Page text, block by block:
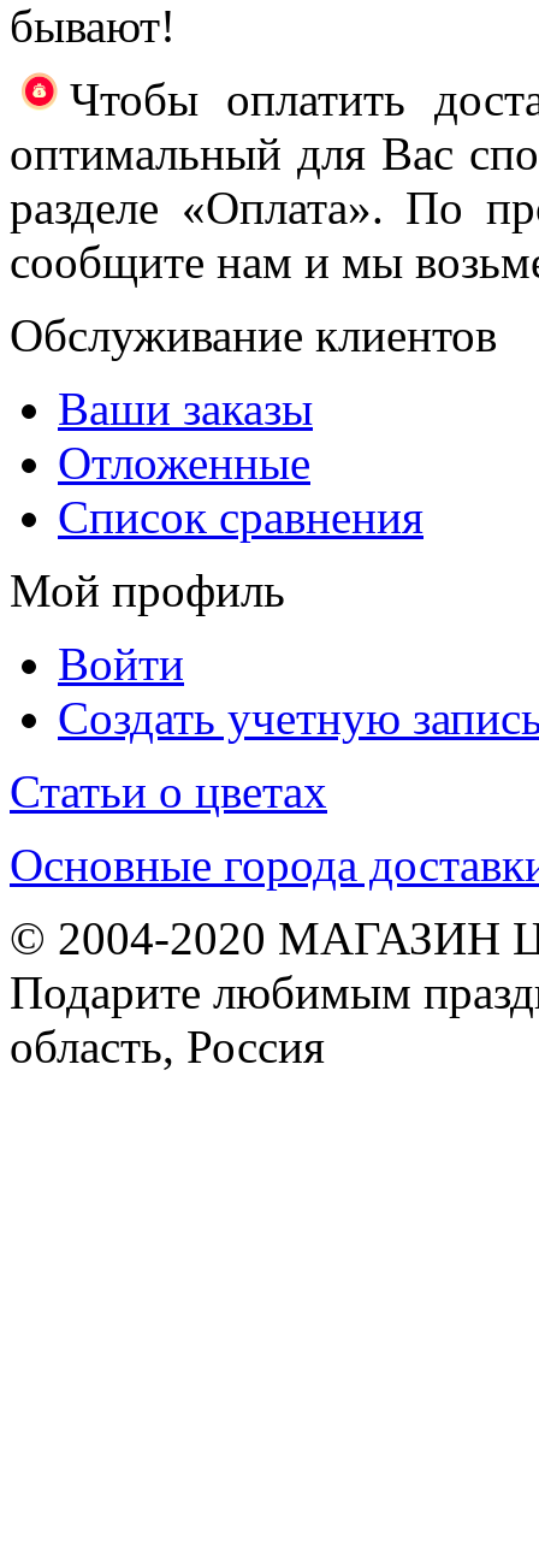
бывают!
Чтобы оплатить
оптимальный для Вас
разделе «Оплата». По
сообщите нам и мы
Обслуживание клиентов
Ваши заказы
Отложенные
Список сравнения
Мой профиль
Войти
Создать учетную
Статьи о цветах
Основные города
© 2004-2020 МАГАЗИН
Подарите любимым
область, Россия